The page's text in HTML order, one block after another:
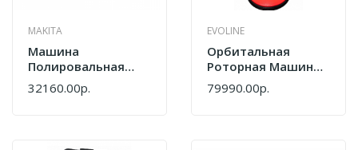
MAKITA
Машина
Полировальная
Makita PO5000C
32160.00р.
EVOLINE
Орбитальная
Роторная Машина
EVOline FME 1500
79990.00р.